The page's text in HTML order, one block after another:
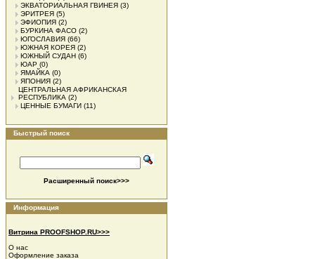
ЭКВАТОРИАЛЬНАЯ ГВИНЕЯ (3)
ЭРИТРЕЯ (5)
ЭФИОПИЯ (2)
БУРКИНА ФАСО (2)
ЮГОСЛАВИЯ (66)
ЮЖНАЯ КОРЕЯ (2)
ЮЖНЫЙ СУДАН (6)
ЮАР (0)
ЯМАЙКА (0)
ЯПОНИЯ (2)
ЦЕНТРАЛЬНАЯ АФРИКАНСКАЯ
РЕСПУБЛИКА (2)
ЦЕННЫЕ БУМАГИ (11)
Быстрый поиск
Расширенный поиск>>>
Информация
Витрина PROOFSHOP.RU>>>
О нас
Оформление заказа